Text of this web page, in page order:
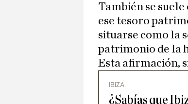
También se
ese tesoro
situarse como la
patrimonio de la
Esta afirmación,
IBIZA
¿Sabías que